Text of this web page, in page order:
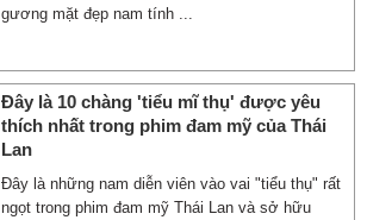
gương mặt đẹp nam tính ...
Đây là 10 chàng 'tiểu mĩ thụ' được yêu
thích nhất trong phim đam mỹ của Thái
Lan
Đây là những nam diễn viên vào vai "tiểu thụ" rất
ngọt trong phim đam mỹ Thái Lan và sở hữu